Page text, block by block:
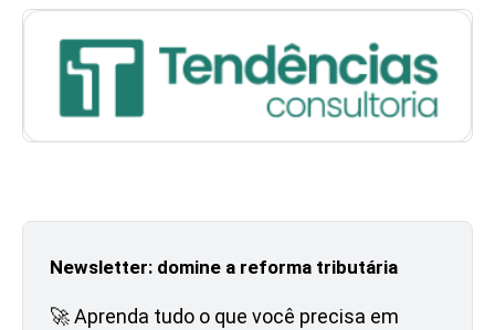
Newsletter: domine a reforma tributária
🚀 Aprenda tudo o que você precisa em